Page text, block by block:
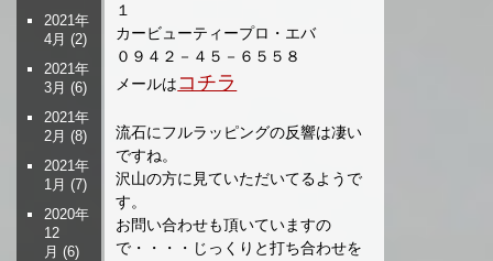
１
カービューティープロ・エバ
０９４２－４５－６５５８
メールはコチラ
流石にフルラッピングの反響は凄い
ですね。
沢山の方に見ていただいてるようで
す。
お問い合わせも頂いていますの
で・・・・じっくりと打ち合わせを
2021年
4月 (2)
2021年
3月 (6)
2021年
2月 (8)
2021年
1月 (7)
2020年
12
月 (6)